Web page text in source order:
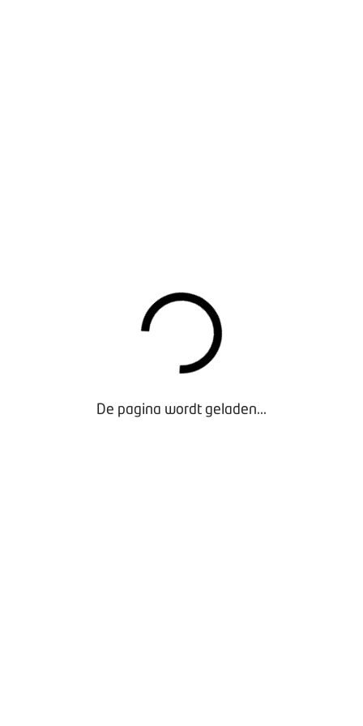
De pagina wordt geladen...